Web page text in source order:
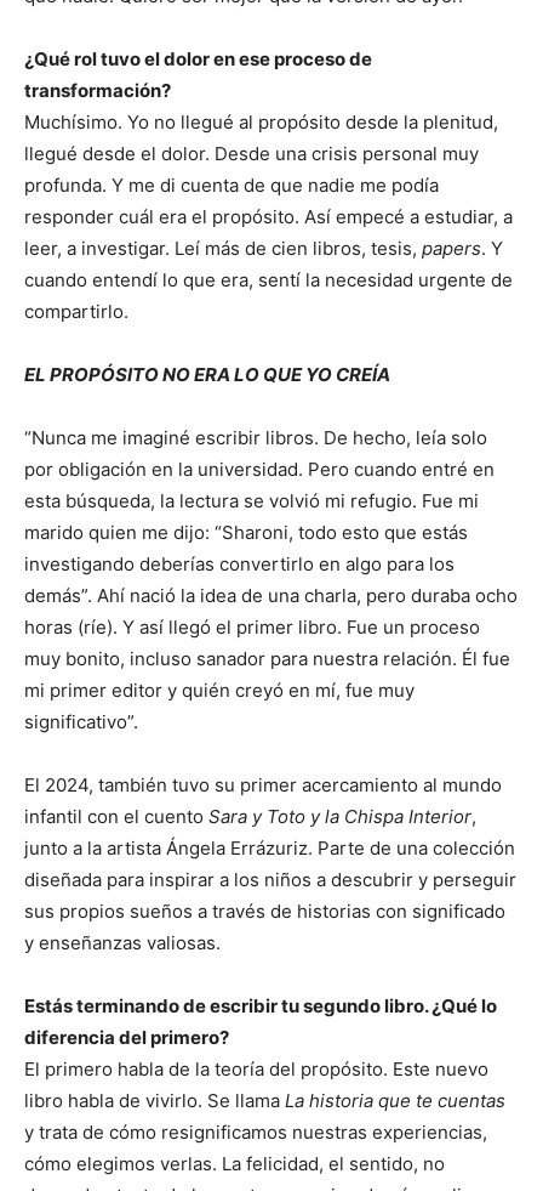
¿Qué rol tuvo el dolor en ese proceso de
transformación?
Muchísimo. Yo no llegué al propósito desde la plenitud,
llegué desde el dolor. Desde una crisis personal muy
profunda. Y me di cuenta de que nadie me podía
responder cuál era el propósito. Así empecé a estudiar, a
leer, a investigar. Leí más de cien libros, tesis, papers. Y
cuando entendí lo que era, sentí la necesidad urgente de
compartirlo.
EL PROPÓSITO NO ERA LO QUE YO CREÍA
“Nunca me imaginé escribir libros. De hecho, leía solo
por obligación en la universidad. Pero cuando entré en
esta búsqueda, la lectura se volvió mi refugio. Fue mi
marido quien me dijo: “Sharoni, todo esto que estás
investigando deberías convertirlo en algo para los
demás”. Ahí nació la idea de una charla, pero duraba ocho
horas (ríe). Y así llegó el primer libro. Fue un proceso
muy bonito, incluso sanador para nuestra relación. Él fue
mi primer editor y quién creyó en mí, fue muy
significativo”.
El 2024, también tuvo su primer acercamiento al mundo
infantil con el cuento Sara y Toto y la Chispa Interior,
junto a la artista Ángela Errázuriz. Parte de una colección
diseñada para inspirar a los niños a descubrir y perseguir
sus propios sueños a través de historias con significado
y enseñanzas valiosas.
Estás terminando de escribir tu segundo libro. ¿Qué lo
diferencia del primero?
El primero habla de la teoría del propósito. Este nuevo
libro habla de vivirlo. Se llama La historia que te cuentas
y trata de cómo resignificamos nuestras experiencias,
cómo elegimos verlas. La felicidad, el sentido, no